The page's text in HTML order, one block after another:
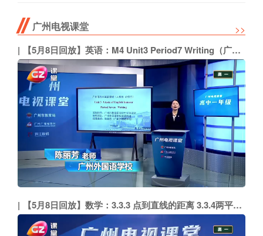
广州电视课堂 >>
【5月8日回放】英语：M4 Unit3 Period7 Writing（广州外国语学校 陈丽芳）
【5月8日回放】数学：3.3.3 点到直线的距离 3.3.4两平行直线间的距离（广州外国语学校 江规华）